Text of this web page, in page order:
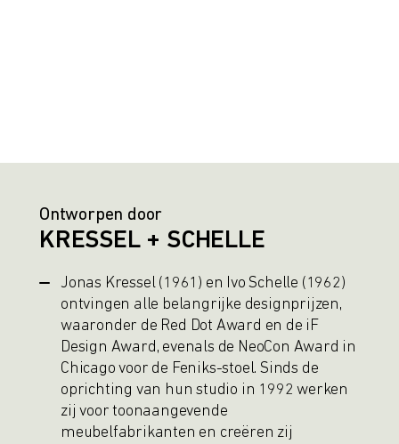
Ontworpen door
KRESSEL + SCHELLE
Jonas Kressel (1961) en Ivo Schelle (1962)
ontvingen alle belangrijke designprijzen,
waaronder de Red Dot Award en de iF
Design Award, evenals de NeoCon Award in
Chicago voor de Feniks-stoel. Sinds de
oprichting van hun studio in 1992 werken
zij voor toonaangevende
meubelfabrikanten en creëren zij